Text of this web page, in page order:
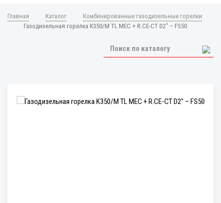
Главная Каталог
Комбинированные газодизельные горелки
Газодизельная горелка K350/M TL MEC + R.CE-CT D2" – FS50